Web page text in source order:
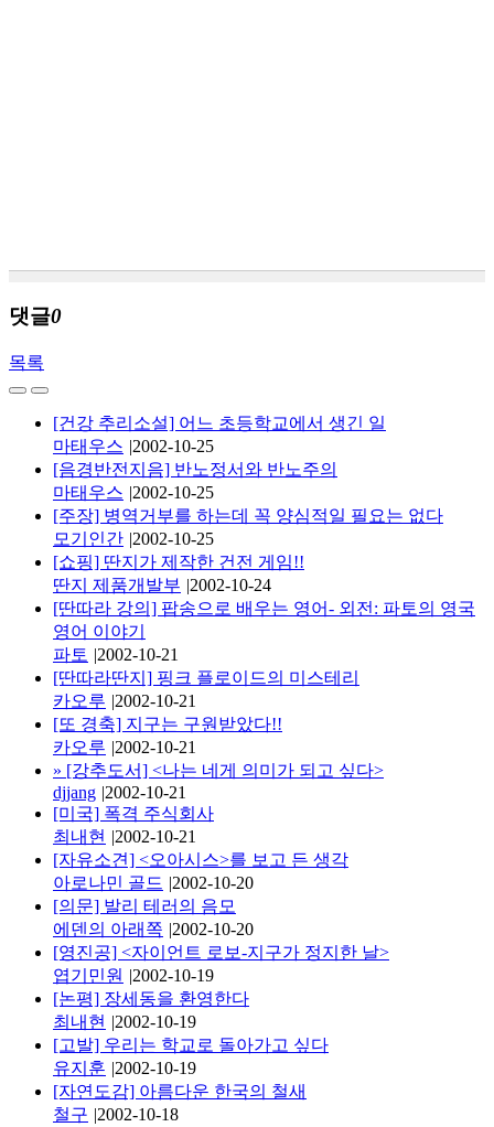
댓글0
목록
[건강 추리소설] 어느 초등학교에서 생긴 일
마태우스 |2002-10-25
[음경반전지음] 반노정서와 반노주의
마태우스 |2002-10-25
[주장] 병역거부를 하는데 꼭 양심적일 필요는 없다
모기인간 |2002-10-25
[쇼핑] 딴지가 제작한 건전 게임!!
딴지 제품개발부 |2002-10-24
[딴따라 강의] 팝송으로 배우는 영어- 외전: 파토의 영국
영어 이야기
파토 |2002-10-21
[딴따라딴지] 핑크 플로이드의 미스테리
카오루 |2002-10-21
[또 경축] 지구는 구원받았다!!
카오루 |2002-10-21
» [강추도서] <나는 네게 의미가 되고 싶다>
djjang |2002-10-21
[미국] 폭격 주식회사
최내현 |2002-10-21
[자유소견] <오아시스>를 보고 든 생각
아로나민 골드 |2002-10-20
[의문] 발리 테러의 음모
에덴의 아래쪽 |2002-10-20
[영진공] <자이언트 로보-지구가 정지한 날>
엽기민원 |2002-10-19
[논평] 장세동을 환영한다
최내현 |2002-10-19
[고발] 우리는 학교로 돌아가고 싶다
유지훈 |2002-10-19
[자연도감] 아름다운 한국의 철새
철구 |2002-10-18